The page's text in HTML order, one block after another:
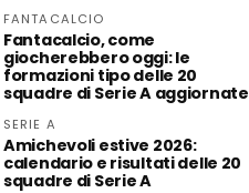
FANTACALCIO
Fantacalcio, come
giocherebbero oggi: le
formazioni tipo delle 20
squadre di Serie A aggiornate
SERIE A
Amichevoli estive 2026:
calendario e risultati delle 20
squadre di Serie A